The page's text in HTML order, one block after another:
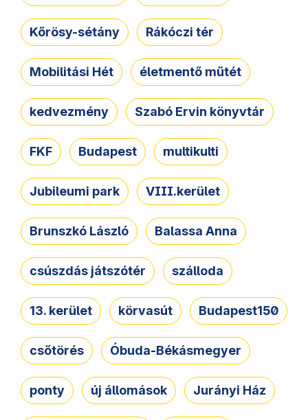
Kőrösy-sétány Rákóczi tér
Mobilitási Hét életmentő műtét
kedvezmény Szabó Ervin könyvtár
FKF Budapest multikulti
Jubileumi park VIII.kerület
Brunszkó László Balassa Anna
csúszdás játszótér szálloda
13. kerület körvasút Budapest150
csőtörés Óbuda-Békásmegyer
ponty új állomások Jurányi Ház